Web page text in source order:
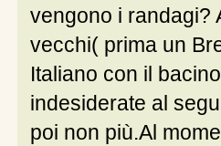
vengono i randagi?
vecchi( prima un
Italiano con il
indesiderate al
poi non più.Al